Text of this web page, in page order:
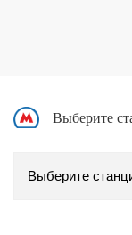
Выберите